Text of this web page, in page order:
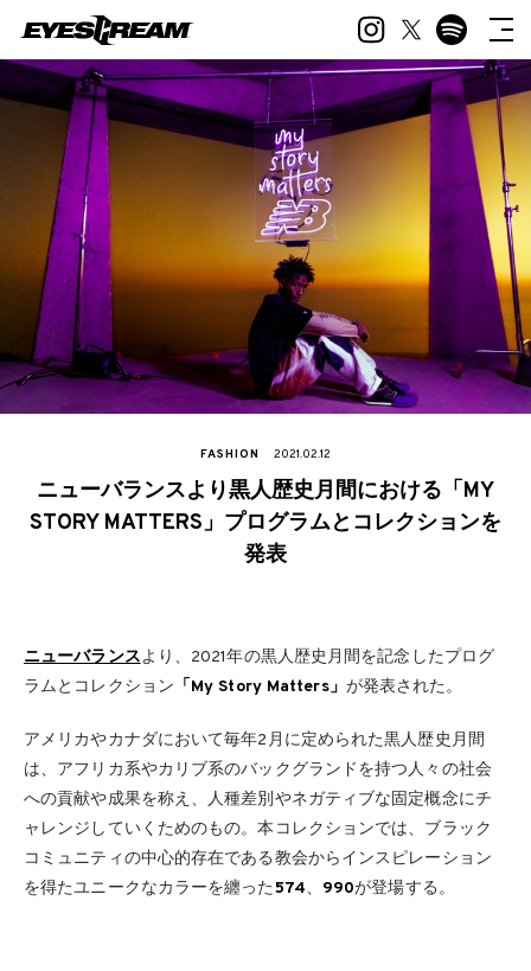
FASHION 2021.02.12
ニューバランスより黒人歴史月間における「MY
STORY MATTERS」プログラムとコレクションを
発表
ニューバランスより、2021年の黒人歴史月間を記念したプログ
ラムとコレクション 「My Story Matters」 が発表された。
アメリカやカナダにおいて毎年2月に定められた黒人歴史月間
は、アフリカ系やカリブ系のバックグランドを持つ人々の社会
への貢献や成果を称え、人種差別やネガティブな固定概念にチ
ャレンジしていくためのもの。本コレクションでは、ブラック
コミュニティの中心的存在である教会からインスピレーション
を得たユニークなカラーを纏った574、 990が登場する。